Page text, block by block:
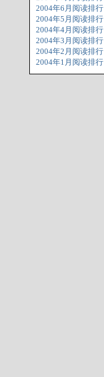
2004年6月阅读排行
2004年5月阅读排行
2004年4月阅读排行
2004年3月阅读排行
2004年2月阅读排行
2004年1月阅读排行